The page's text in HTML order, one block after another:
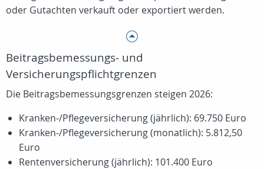
oder Gutachten verkauft oder exportiert werden.
Beitragsbemessungs‑ und
Versicherungspflichtgrenzen
Die Beitragsbemessungsgrenzen steigen 2026:
Kranken‑/Pflegeversicherung (jährlich): 69.750 Euro
Kranken‑/Pflegeversicherung (monatlich): 5.812,50
Euro
Rentenversicherung (jährlich): 101.400 Euro